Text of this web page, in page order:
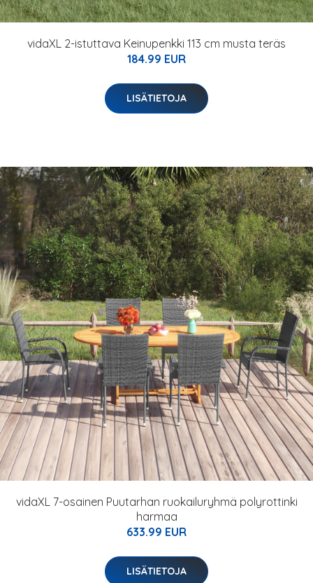
vidaXL 2-istuttava Keinupenkki 113 cm musta teräs
184.99 EUR
LISÄTIETOJA
vidaXL 7-osainen Puutarhan ruokailuryhmä polyrottinki
harmaa
633.99 EUR
LISÄTIETOJA